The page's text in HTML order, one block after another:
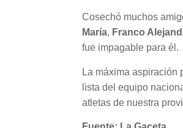
Cosechó muchos
María, Franco
fue impagable para él.
La máxima aspiración
lista del equipo
atletas de nuestra